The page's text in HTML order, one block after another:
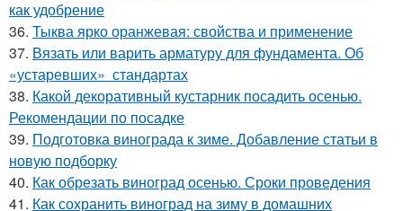
как удобрение
36. Тыква ярко оранжевая: свойства и применение
37. Вязать или варить арматуру для фундамента. Об
«устаревших» стандартах
38. Какой декоративный кустарник посадить осенью.
Рекомендации по посадке
39. Подготовка винограда к зиме. Добавление статьи в
новую подборку
40. Как обрезать виноград осенью. Сроки проведения
41. Как сохранить виноград на зиму в домашних